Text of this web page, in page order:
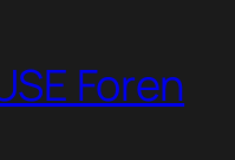
Foren